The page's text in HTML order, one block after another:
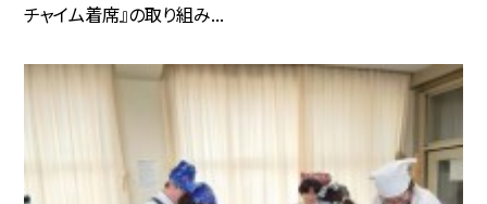
チャイム着席』の取り組み...